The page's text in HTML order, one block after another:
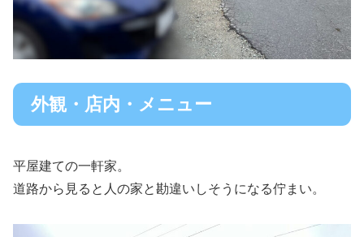
外観・店内・メニュー
平屋建ての一軒家。
道路から見ると人の家と勘違いしそうになる佇まい。